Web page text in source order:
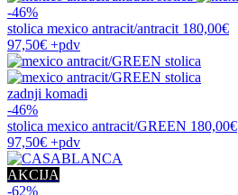
-46%
stolica mexico antracit/antracit 180,00€
97,50€ +pdv
zadnji komadi
-46%
stolica mexico antracit/GREEN 180,00€
97,50€ +pdv
AKCIJA
-62%